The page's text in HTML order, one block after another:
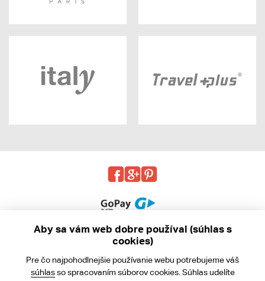
Obchodné podmienky
Aby sa vám web dobre používal (súhlas s
cookies)
Pre čo najpohodlnejšie používanie webu potrebujeme váš
súhlasso spracovaním súborov cookies. Súhlas udelíte